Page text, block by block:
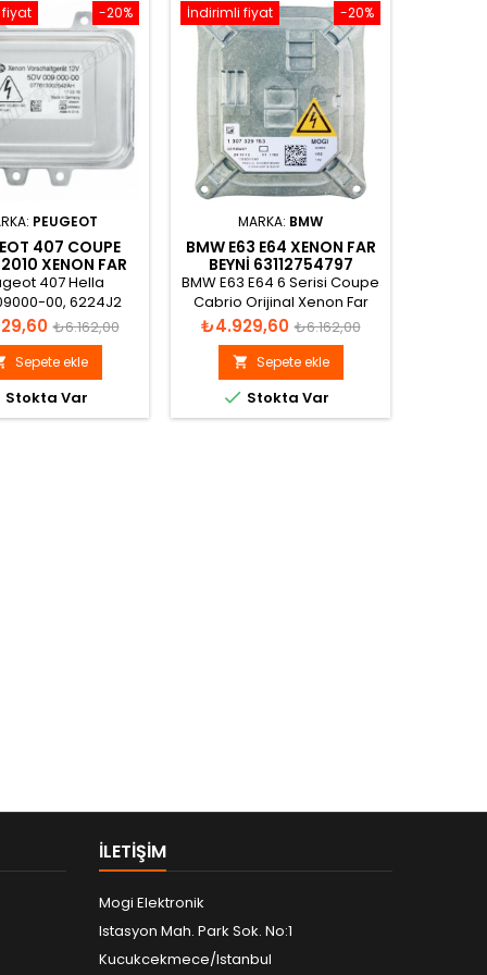
-20%
PEUGEOT
407 COUPE
XENON FAR
6224J2
407 Hella
00, 6224J2
Far Beyni
Normal
fiyat
₺6.162,00
Sepete ekle
Stokta Var
-20%
İndirimli fiyat
MARKA: BMW
BMW E63 E64 XENON FAR
BEYNI 63112754797
BMW E63 E64 6 Serisi Coupe
Cabrio Orijinal Xenon Far
Beyni Katalog görünümü
Fiyat
₺4.929,60 Normal
fiyat
₺6.162,00
 Sepete ekle
 Stokta Var
ILETIŞIM
Mogi Elektronik
Istasyon Mah. Park Sok. No:1
Kucukcekmece/Istanbul